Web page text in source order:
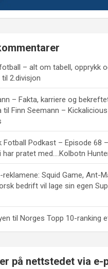
– alt om tabell, opprykk
til 2.divisjon
– Fakta, karriere og
til Finn Seemann –
Fotball Podkast – Episode 68
har pratet med….Kolbotn
reklamene: Squid Game, Ant-
bedrift vil lage sin egen
til Norges Topp 10-ranking
på nettstedet via e-